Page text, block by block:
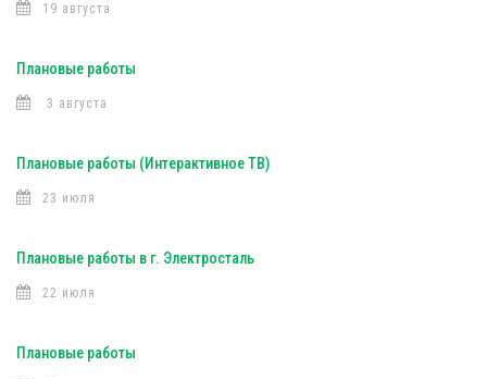
19 августа
Плановые работы
3 августа
Плановые работы (Интерактивное ТВ)
23 июля
Плановые работы в г. Электросталь
22 июля
Плановые работы